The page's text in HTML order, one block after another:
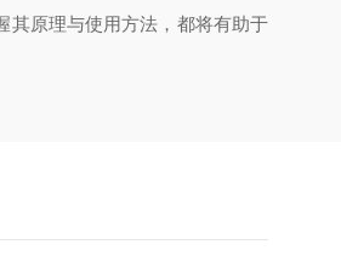
原理与使用方法，都将有助于